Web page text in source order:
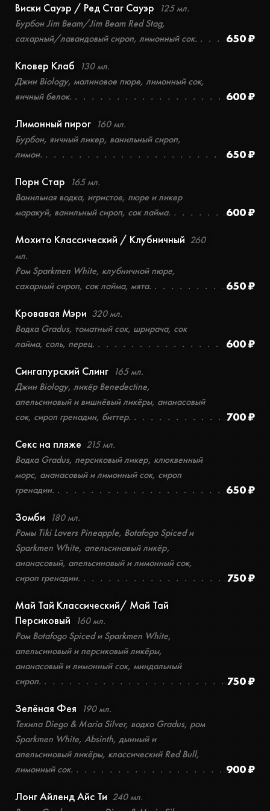
Виски Сауэр / Ред Стаг Сауэр
125 мл.
Бурбон Jim Beam/Jim Beam Red Stag,
сахарный/лавандовый сироп, лимонный сок.
650 ₽
Кловер Клаб
130 мл.
Джин Biology, малиновое пюре, лимонный сок,
яичный белок.
600 ₽
Лимонный пирог 160 мл.
Бурбон, яичный ликер, ванильный сироп,
лимон.
650 ₽
Порн Стар
165 мл.
Ванильная водка, игристое, пюре и ликер
маракуй, ванильный сироп, сок лайма.
600 ₽
Мохито Классический / Клубничный 260
мл.
Ром Sparkmen White, клубничной пюре,
сахарный сироп, сок лайма, мята.
650 ₽
Кровавая Мэри 320 мл.
Водка Gradus, томатный сок, шрирача, сок
лайма, соль, перец.
600 ₽
Сингапурский Слинг 165 мл.
Джин Biology, ликёр Benedectine,
апельсиновый и вишнёвый ликёры, ананасовый
сок, сироп гренадин, биттер.
700 ₽
Секс на пляже 215 мл.
Водка Gradus, персиковый ликер, клюквенный
морс, ананасовый и лимонный сок, сироп
гренадин.
650 ₽
Зомби
180 мл.
Ромы Tiki Lovers Pineapple, Botafogo Spiced и
Sparkmen White, апельсиновый ликёр,
ананасовый, апельсиновый и лимонный сок,
сироп гренадин.
750 ₽
Май Тай Классический/ Май Тай
Персиковый
160 мл.
Ром Botafogo Spiced и Sparkmen White,
апельсиновый и персиковый ликёры,
ананасовый и лимонный сок, миндальный
сироп.
750 ₽
Зелёная Фея
190 мл.
Текила Diego & Maria Silver, водка Gradus, ром
Sparkmen White, Absinth, дынный и
апельсиновый ликёры, классический Red Bull,
лимонный сок.
900 ₽
Лонг Айленд Айс Ти 240 мл.